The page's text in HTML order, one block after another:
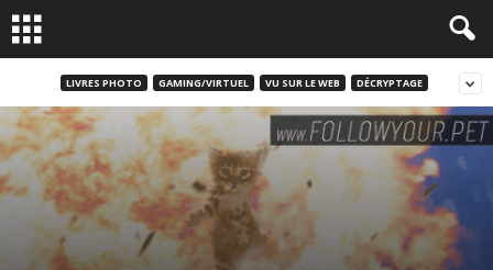
LIVRES PHOTO GAMING/VIRTUEL VU SUR LE WEB DÉCRYPTAGE